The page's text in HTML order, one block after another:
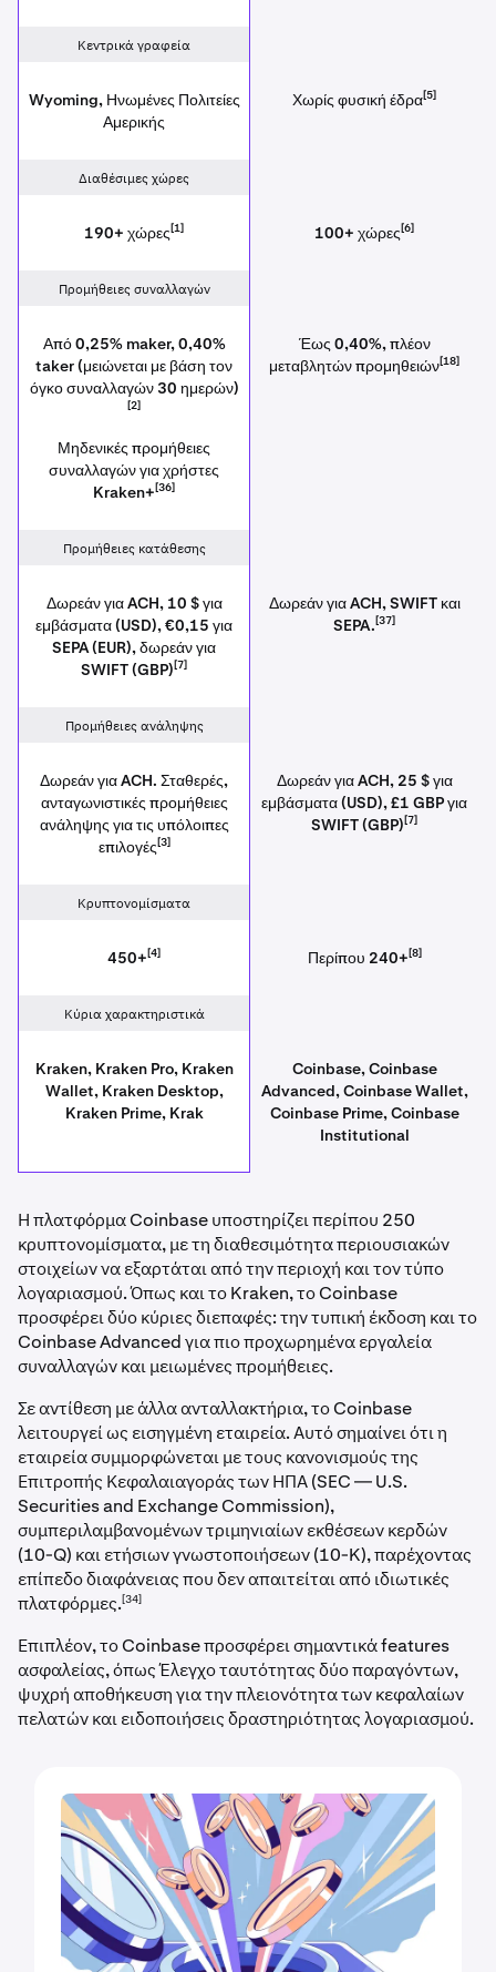
Κεντρικά γραφεία
Wyoming, Ηνωμένες Πολιτείες
Αμερικής
Χωρίς φυσική έδρα[5]
Διαθέσιμες χώρες
190+ χώρες[1] 100+ χώρες[6]
Προμήθειες συναλλαγών
Από 0,25% maker, 0,40%
taker (μειώνεται με βάση τον
όγκο συναλλαγών 30 ημερών)
[2]
Μηδενικές προμήθειες
συναλλαγών για χρήστες
Kraken+[36]
Έως 0,40%, πλέον
μεταβλητών προμηθειών[18]
Προμήθειες κατάθεσης
Δωρεάν για ACH, 10 $ για
εμβάσματα (USD), €0,15 για
SEPA (EUR), δωρεάν για
SWIFT (GBP)[7]
Δωρεάν για ACH, SWIFT και
SEPA.[37]
Προμήθειες ανάληψης
Δωρεάν για ACH. Σταθερές,
ανταγωνιστικές προμήθειες
ανάληψης για τις υπόλοιπες
επιλογές[3]
Δωρεάν για ACH, 25 $ για
εμβάσματα (USD), £1 GBP για
SWIFT (GBP)[7]
Κρυπτονομίσματα
450+[4] Περίπου 240+[8]
Κύρια χαρακτηριστικά
Kraken, Kraken Pro, Kraken
Wallet, Kraken Desktop,
Kraken Prime, Krak
Coinbase, Coinbase
Advanced, Coinbase Wallet,
Coinbase Prime, Coinbase
Institutional
Η πλατφόρμα Coinbase υποστηρίζει περίπου 250
κρυπτονομίσματα, με τη διαθεσιμότητα περιουσιακών
στοιχείων να εξαρτάται από την περιοχή και τον τύπο
λογαριασμού. Όπως και το Kraken, το Coinbase
προσφέρει δύο κύριες διεπαφές: την τυπική έκδοση και το
Coinbase Advanced για πιο προχωρημένα εργαλεία
συναλλαγών και μειωμένες προμήθειες.
Σε αντίθεση με άλλα ανταλλακτήρια, το Coinbase
λειτουργεί ως εισηγμένη εταιρεία. Αυτό σημαίνει ότι η
εταιρεία συμμορφώνεται με τους κανονισμούς της
Επιτροπής Κεφαλαιαγοράς των ΗΠΑ (SEC — U.S.
Securities and Exchange Commission),
συμπεριλαμβανομένων τριμηνιαίων εκθέσεων κερδών
(10-Q) και ετήσιων γνωστοποιήσεων (10-K), παρέχοντας
επίπεδο διαφάνειας που δεν απαιτείται από ιδιωτικές
πλατφόρμες.[34]
Επιπλέον, το Coinbase προσφέρει σημαντικά features
ασφαλείας, όπως Έλεγχο ταυτότητας δύο παραγόντων,
ψυχρή αποθήκευση για την πλειονότητα των κεφαλαίων
πελατών και ειδοποιήσεις δραστηριότητας λογαριασμού.